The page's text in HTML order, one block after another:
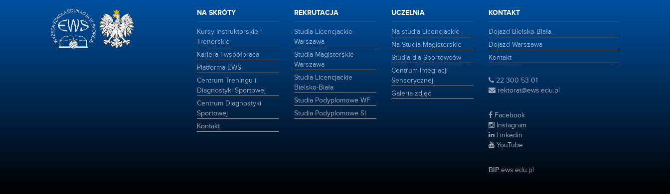
NA SKRÓTY
Kursy Instruktorskie i
Trenerskie
Kariera i współpraca
Platforma EWS
Centrum Treningu i
Diagnostyki Sportowej
Centrum Diagnostyki
Sportowej
Kontakt
REKRUTACJA
Studia Licencjackie
Warszawa
Studia Magisterskie
Warszawa
Studia Licencjackie
Bielsko-Biała
Studia Podyplomowe WF
Studia Podyplomowe SI
UCZELNIA
Na studia Licencjackie
Na Studia Magisterskie
Studia dla Sportowców
Centrum Integracji
Sensorycznej
Galeria zdjęć
KONTAKT
Dojazd Bielsko-Biała
Dojazd Warszawa
Kontakt
22 300 53 01
rektorat@ews.edu.pl
Facebook
Instagram
Linkedin
YouTube
BIP.ews.edu.pl